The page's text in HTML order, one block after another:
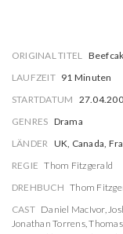
ORIGINAL TITEL
LAUFZEIT 91 Minuten
STARTDATUM
GENRES Drama
LÄNDER UK, Canada,
REGIE Thom Fitzgerald
DREHBUCH Thom
CAST Daniel MacIvor,
Jonathan Torrens,